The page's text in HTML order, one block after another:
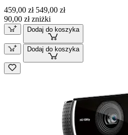
459,00 zł 549,00 zł
90,00 zł zniżki
Dodaj do koszyka
Dodaj do koszyka